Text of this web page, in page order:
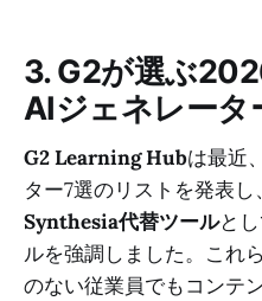
3. G2が選ぶ
AIジェネレータ
G2 Learning Hubは最近
ター7選のリストを発表し、
Synthesia代替ツールと
ルを強調しました。これ
のない従業員でもコンテ